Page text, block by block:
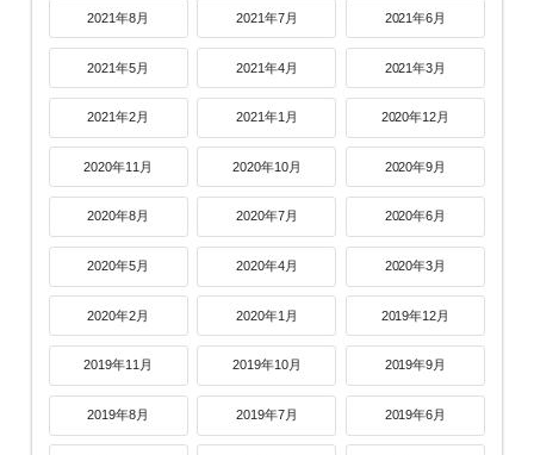
2021年8月 2021年7月 2021年6月
2021年5月 2021年4月 2021年3月
2021年2月 2021年1月 2020年12月
2020年11月 2020年10月 2020年9月
2020年8月 2020年7月 2020年6月
2020年5月 2020年4月 2020年3月
2020年2月 2020年1月 2019年12月
2019年11月 2019年10月 2019年9月
2019年8月 2019年7月 2019年6月